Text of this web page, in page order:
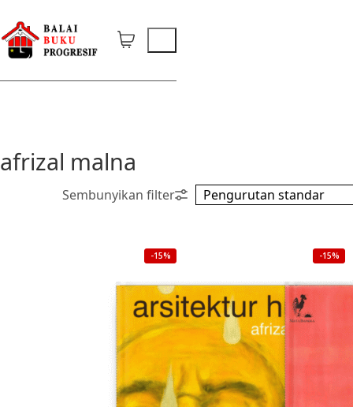
afrizal malna
-15% -15%